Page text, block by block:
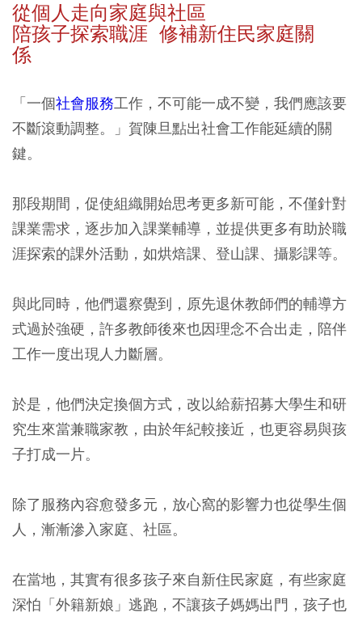
從個人走向家庭與社區
陪孩子探索職涯 修補新住民家庭關
係
「一個社會服務工作，不可能一成不變，我們應該要
不斷滾動調整。」賀陳旦點出社會工作能延續的關
鍵。
那段期間，促使組織開始思考更多新可能，不僅針對
課業需求，逐步加入課業輔導，並提供更多有助於職
涯探索的課外活動，如烘焙課、登山課、攝影課等。
與此同時，他們還察覺到，原先退休教師們的輔導方
式過於強硬，許多教師後來也因理念不合出走，陪伴
工作一度出現人力斷層。
於是，他們決定換個方式，改以給薪招募大學生和研
究生來當兼職家教，由於年紀較接近，也更容易與孩
子打成一片。
除了服務內容愈發多元，放心窩的影響力也從學生個
人，漸漸滲入家庭、社區。
在當地，其實有很多孩子來自新住民家庭，有些家庭
深怕「外籍新娘」逃跑，不讓孩子媽媽出門，孩子也